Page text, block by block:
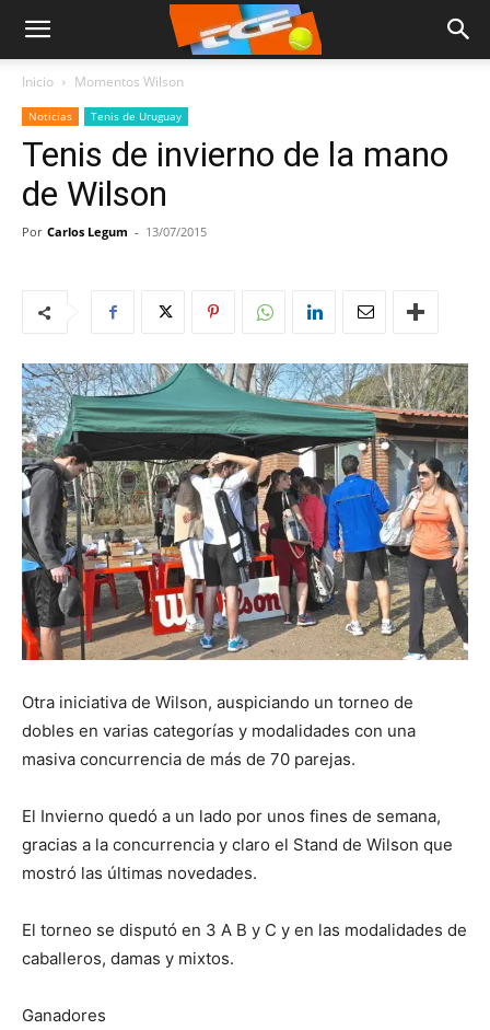
Inicio Momentos Wilson
Noticias Tenis de Uruguay
Tenis de invierno de la mano
de Wilson
Por Carlos Legum - 13/07/2015
Otra iniciativa de Wilson, auspiciando un torneo de
dobles en varias categorías y modalidades con una
masiva concurrencia de más de 70 parejas.
El Invierno quedó a un lado por unos fines de semana,
gracias a la concurrencia y claro el Stand de Wilson que
mostró las últimas novedades.
El torneo se disputó en 3 A B y C y en las modalidades de
caballeros, damas y mixtos.
Ganadores